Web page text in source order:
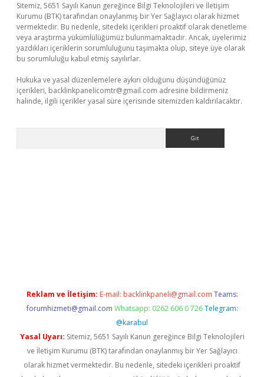
Sitemiz, 5651 Sayılı Kanun gereğince Bilgi Teknolojileri ve İletişim
Kurumu (BTK) tarafından onaylanmış bir Yer Sağlayıcı olarak hizmet
vermektedir. Bu nedenle, sitedeki içerikleri proaktif olarak denetleme
veya araştırma yükümlülüğümüz bulunmamaktadır. Ancak, üyelerimiz
yazdıkları içeriklerin sorumluluğunu taşımakta olup, siteye üye olarak
bu sorumluluğu kabul etmiş sayılırlar.
Hukuka ve yasal düzenlemelere aykırı olduğunu düşündüğünüz
içerikleri, backlinkpanelicomtr@gmail.com adresine bildirmeniz
halinde, ilgili içerikler yasal süre içerisinde sitemizden kaldırılacaktır.
Reklam ve İletişim: E-mail: backlinkpaneli@gmail.com Teams:
forumhizmeti@gmail.com Whatsapp: 0262 606 0 726 Telegram:
@karabul
Yasal Uyarı: Sitemiz, 5651 Sayılı Kanun gereğince Bilgi Teknolojileri
ve İletişim Kurumu (BTK) tarafından onaylanmış bir Yer Sağlayıcı
olarak hizmet vermektedir. Bu nedenle, sitedeki içerikleri proaktif